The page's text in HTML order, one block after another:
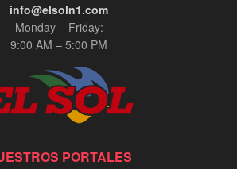
info@elsoln1.com
Monday – Friday:
9:00 AM – 5:00 PM
PORTALES